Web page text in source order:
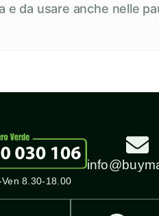
da usare anche nelle
Ven 8.30-18.00